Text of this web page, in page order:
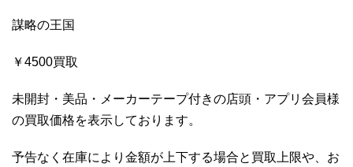
謀略の王国
￥4500買取
未開封・美品・メーカーテープ付きの店頭・アプリ会員様
の買取価格を表示しております。
予告なく在庫により金額が上下する場合と買取上限や、お